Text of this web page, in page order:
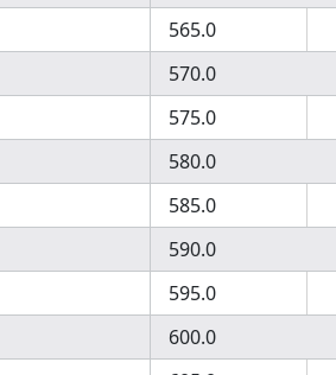
565.0
570.0
575.0
580.0
585.0
590.0
595.0
600.0